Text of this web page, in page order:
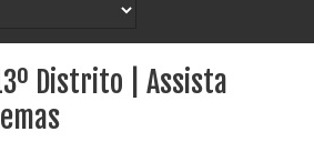
Distrito | Assista